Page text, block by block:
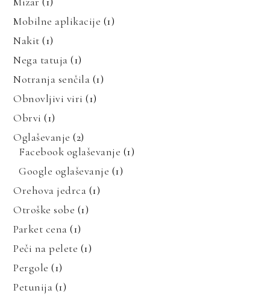
Mobilne aplikacije (1)
Nakit (1)
Nega tatuja (1)
Notranja senčila (1)
Obnovljivi viri (1)
Obrvi (1)
Oglaševanje (2)
Facebook oglaševanje (1)
Google oglaševanje (1)
Orehova jedrca (1)
Otroške sobe (1)
Parket cena (1)
Peči na pelete (1)
Pergole (1)
Petunija (1)